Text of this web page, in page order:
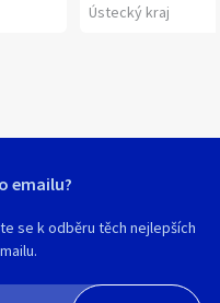
Ústecký kraj
emailu?
se k odběru těch nejlepších